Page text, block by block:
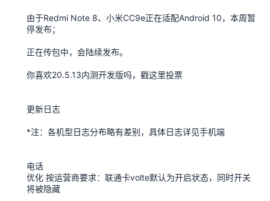
由于Redmi Note 8、小米CC9e正在适配Android 10，本周暂
停发布；
正在传包中，会陆续发布。
你喜欢20.5.13内测开发版吗，戳这里投票
更新日志
*注：各机型日志分布略有差别，具体日志详见手机端
电话
优化 按运营商要求：联通卡volte默认为开启状态，同时开关
将被隐藏